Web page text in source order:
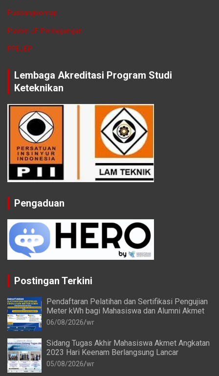
Pusbangkomap
Pusbin JF Perdagangan
PPEJEP
Lembaga Akreditasi Program Studi
Keteknikan
Pengaduan
Postingan Terkini
Pendaftaran Pelatihan dan Sertifikasi Pengujian
Meter kWh bagi Mahasiswa dan Alumni Akmet
06/08/2026 wr
Sidang Tugas Akhir Mahasiswa Akmet Angkatan
2023 Hari Keenam Berlangsung Lancar
05/08/2026 wr